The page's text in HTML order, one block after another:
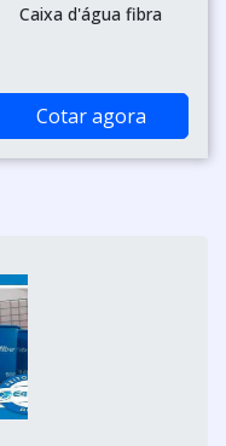
Caixa d'água fibra
Cotar agora